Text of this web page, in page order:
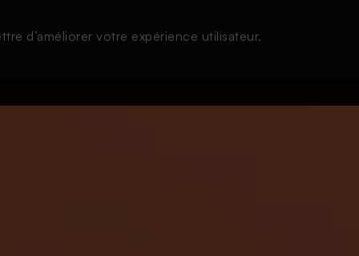
À la une Thématiques Login
d’améliorer votre expérience utilisateur.